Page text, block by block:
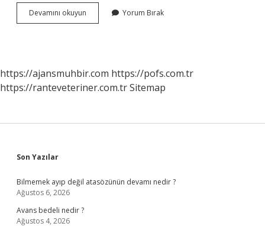
Devamını okuyun
Günlük
Mi
Yorum Bırak
https://ajansmuhbir.com https://pofs.com.tr
https://ranteveteriner.com.trSitemap
Sidebar
Son Yazılar
Bilmemek ayıp değil atasözünün devamı nedir ?
Ağustos 6, 2026
Avans bedeli nedir ?
Ağustos 4, 2026